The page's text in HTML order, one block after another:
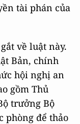
tài phán của
về luật này.
Bản, chính
hội nghị an
gồm Thủ
trưởng Bộ
phòng để thảo